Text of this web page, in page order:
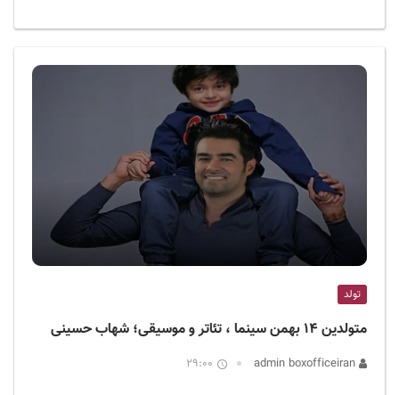
تولد
متولدین ۱۴ بهمن سینما ، تئاتر و موسیقی؛ شهاب حسینی
29:00